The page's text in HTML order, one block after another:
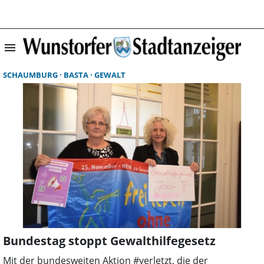
menu
SCHAUMBURG BASTA GEWALT
Bundestag stoppt Gewalthilfegesetz
Mit der bundesweiten Aktion #verletzt, die der